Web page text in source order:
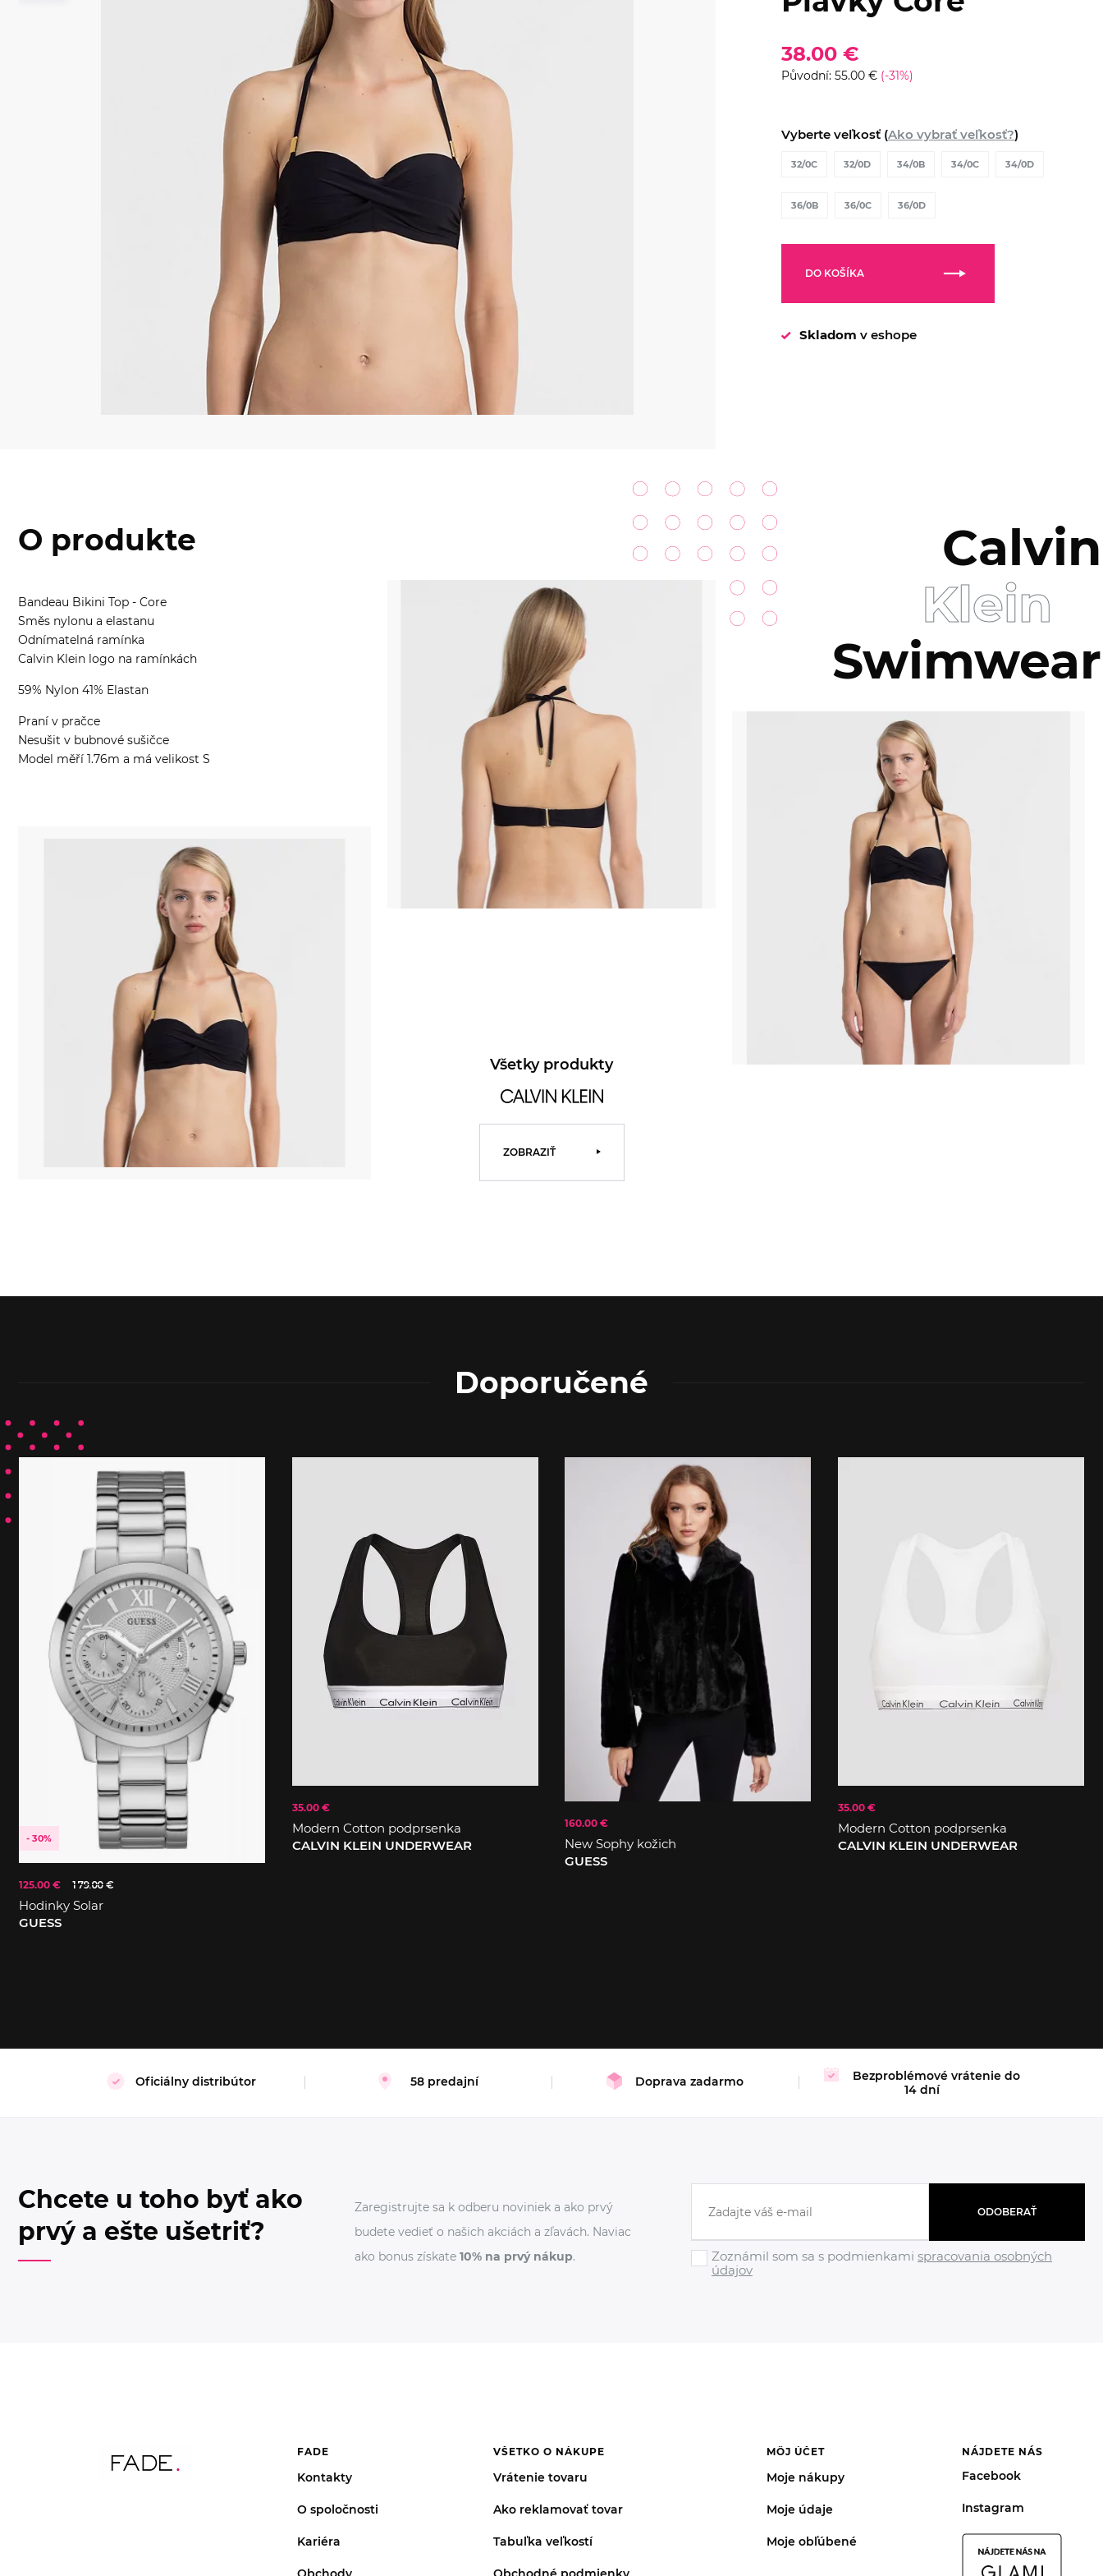
38.00 €
Původní: 55.00 € (-31%)
Vyberte veľkosť (Ako vybrať veľkosť?)
32/0C 32/0D 34/0B 34/0C 34/0D
36/0B 36/0C 36/0D
DO KOŠÍKA
Skladom v eshope
O produkte
Bandeau Bikini Top - Core
Směs nylonu a elastanu
Odnímatelná ramínka
Calvin Klein logo na ramínkách
59% Nylon 41% Elastan
Praní v pračce
Nesušit v bubnové sušičce
Model měří 1.76m a má velikost S
Calvin
Klein
Swimwear
Všetky produkty
ZOBRAZIŤ
Doporučené
- 30%
125.00 € 179.00 €
Hodinky Solar
GUESS
35.00 €
Modern Cotton podprsenka
CALVIN KLEIN UNDERWEAR
160.00 €
New Sophy kožich
GUESS
35.00 €
Modern Cotton podprsenka
CALVIN KLEIN UNDERWEAR
Oficiálny distribútor 58 predajní Doprava zadarmo
Bezproblémové vrátenie do
14 dní
Chcete u toho byť ako
prvý a ešte ušetriť?
Zaregistrujte sa k odberu noviniek a ako prvý
budete vedieť o našich akciách a zľavách. Naviac
ako bonus získate 10% na prvý nákup.
ODOBERAŤ
Zoznámil som sa s podmienkami spracovania osobných
údajov
FADE
Kontakty
O spoločnosti
Kariéra
VŠETKO O NÁKUPE
Vrátenie tovaru
Ako reklamovať tovar
Tabuľka veľkostí
MÔJ ÚČET
Moje nákupy
Moje údaje
Moje obľúbené
NÁJDETE NÁS
Facebook
Instagram